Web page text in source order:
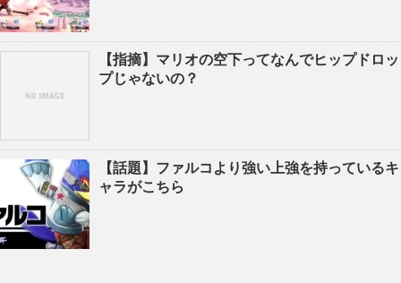
【指摘】マリオの空下ってなんでヒップドロッ
プじゃないの？
【話題】ファルコより強い上強を持っているキ
ャラがこちら